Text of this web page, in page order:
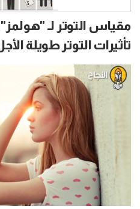
مقياس التوتر لـ
تأثيرات التوتر طويلة